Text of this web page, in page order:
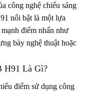
công nghệ chiếu sáng
nổi bật là một lựa
điểm nhấn như
bày nghệ thuật hoặc
H91 Là Gì?
điểm sử dụng công